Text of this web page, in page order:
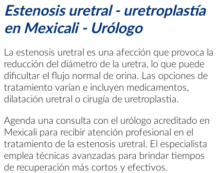
Estenosis uretral - uretroplastía
en Mexicali - Urólogo
La estenosis uretral es una afección que provoca la
reducción del diámetro de la uretra, lo que puede
dificultar el flujo normal de orina. Las opciones de
tratamiento varían e incluyen medicamentos,
dilatación uretral o cirugía de uretroplastia.
Agenda una consulta con el urólogo acreditado en
Mexicali para recibir atención profesional en el
tratamiento de la estenosis uretral. El especialista
emplea técnicas avanzadas para brindar tiempos
de recuperación más cortos y efectivos.